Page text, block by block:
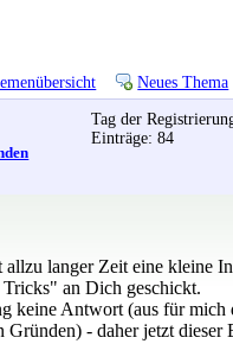
Neues Thema
Tag der
Einträge: 84
allzu langer Zeit eine kleine
an Dich geschickt.
keine Antwort (aus für mich
Gründen) - daher jetzt dieser